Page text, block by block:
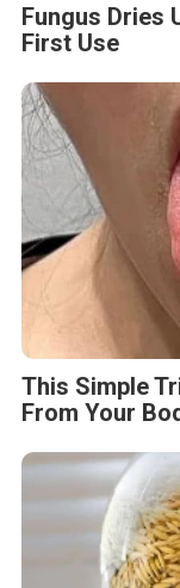
Fungus Dries
First Use
This Simple
From Your